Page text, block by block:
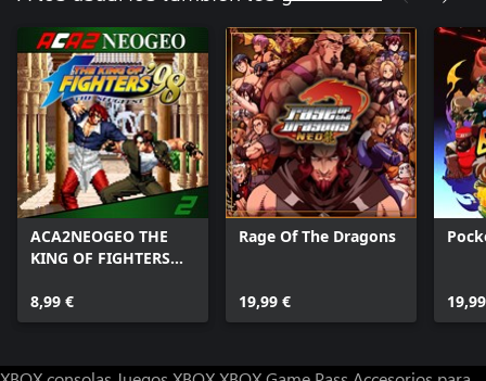
ACA2NEOGEO THE
KING OF FIGHTERS
8,99 €
Rage Of The Dragons
19,99 €